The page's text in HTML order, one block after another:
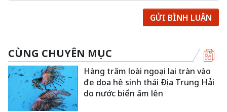
GỬI BÌNH LUẬN
CÙNG CHUYÊN MỤC
Hàng trăm loài ngoại lai tràn vào
đe dọa hệ sinh thái Địa Trung Hải
do nước biển ấm lên